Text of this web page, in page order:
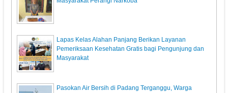
Lapas Kelas Alahan Panjang Berikan Layanan
Pemeriksaan Kesehatan Gratis bagi Pengunjung dan
Masyarakat
Pasokan Air Bersih di Padang Terganggu, Warga